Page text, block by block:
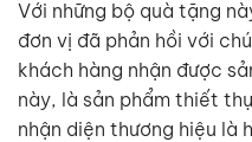
Với những bộ quà tặng
đơn vị đã phản hồi với
khách hàng nhận được
này, là sản phẩm thiết
nhận diện thương hiệu là